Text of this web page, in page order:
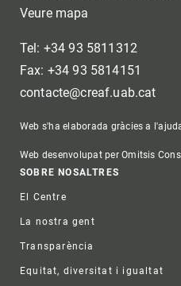
Veure mapa
Tel: +34 93 5811312
Fax: +34 93 5814151
contacte@creaf.uab.cat
Web s'ha elaborada gràcies a
Web desenvolupat per Omitsis
Footer
SOBRE NOSALTRES
El Centre
La nostra gent
Transparència
Equitat, diversitat i igualtat